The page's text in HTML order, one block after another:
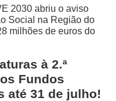
2030 abriu o aviso
Social na Região do
milhões de euros do
à 2.ª
Fundos
até 31 de julho!